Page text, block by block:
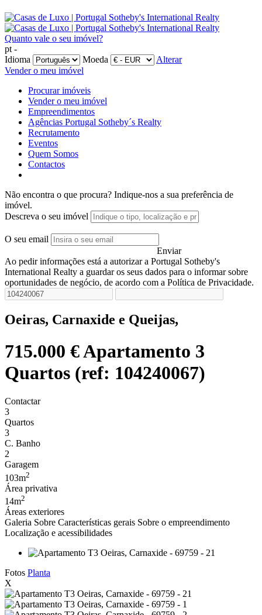
Quanto vale o seu imóvel?
pt -
Idioma
Moeda
Alterar
Vender o meu imóvel
Procurar imóveis
Vender o meu imóvel
Empreendimentos
Agências Portugal Sotheby´s Realty
Recrutamento
Eventos
Quem Somos
Contactos
Não encontra o que procura? Indique-nos a sua preferência de
imóvel.
Descreva o seu imóvel
O seu email
Enviar
Ao pedir informações está a autorizar a Portugal Sotheby's
International Realty a guardar os seus dados para o informar sobre
oportunidades de negócio, de acordo com a Política de Privacidade.
Oeiras, Carnaxide e Queijas,
715.000 €Apartamento 3
Quartos (ref: 104240067)
Contactar
3
Quartos
3
C. Banho
2
Garagem
103m2
Área privativa
14m2
Áreas exteriores
Galeria Sobre Características gerais Sobre o empreendimento
Localização e acessibilidades
Fotos Planta
X